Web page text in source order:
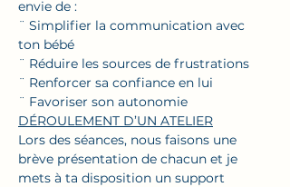
envie de :
¨ Simplifier la communication avec
ton bébé
¨ Réduire les sources de frustrations
¨ Renforcer sa confiance en lui
¨ Favoriser son autonomie
DÉROULEMENT D’UN ATELIER
Lors des séances, nous faisons une
brève présentation de chacun et je
mets à ta disposition un support